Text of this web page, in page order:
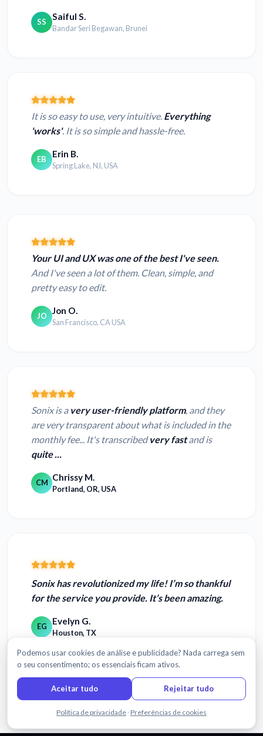
SS Saiful S.
Bandar Seri Begawan, Brunei
It is so easy to use, very intuitive. Everything
'works'. It is so simple and hassle-free.
EB Erin B.
Spring Lake, NJ, USA
Your UI and UX was one of the best I've seen.
And I've seen a lot of them. Clean, simple, and
pretty easy to edit.
JO Jon O.
San Francisco, CA USA
Sonix is a very user-friendly platform, and they
are very transparent about what is included in the
monthly fee... It's transcribedvery fastand is
quite ...
CM Chrissy M.
Portland, OR, USA
Sonix has revolutionized my life!I’m so thankful
for the service you provide. It’s been amazing.
EG Evelyn G.
Houston, TX
Ler mais avaliações
Fale connosco
Podemos usar cookies de análise e publicidade? Nada carrega sem
o seu consentimento; os essenciais ficam ativos.
Aceitar tudo Rejeitar tudo
Política de privacidade · Preferências de cookies